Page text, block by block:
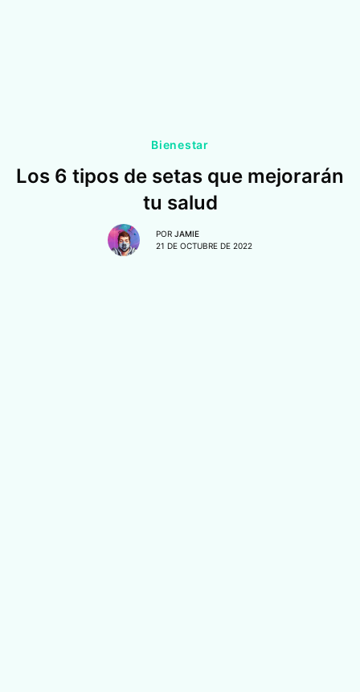
Bienestar
Los 6 tipos de setas que mejorarán
tu salud
POR JAMIE
21 DE OCTUBRE DE 2022